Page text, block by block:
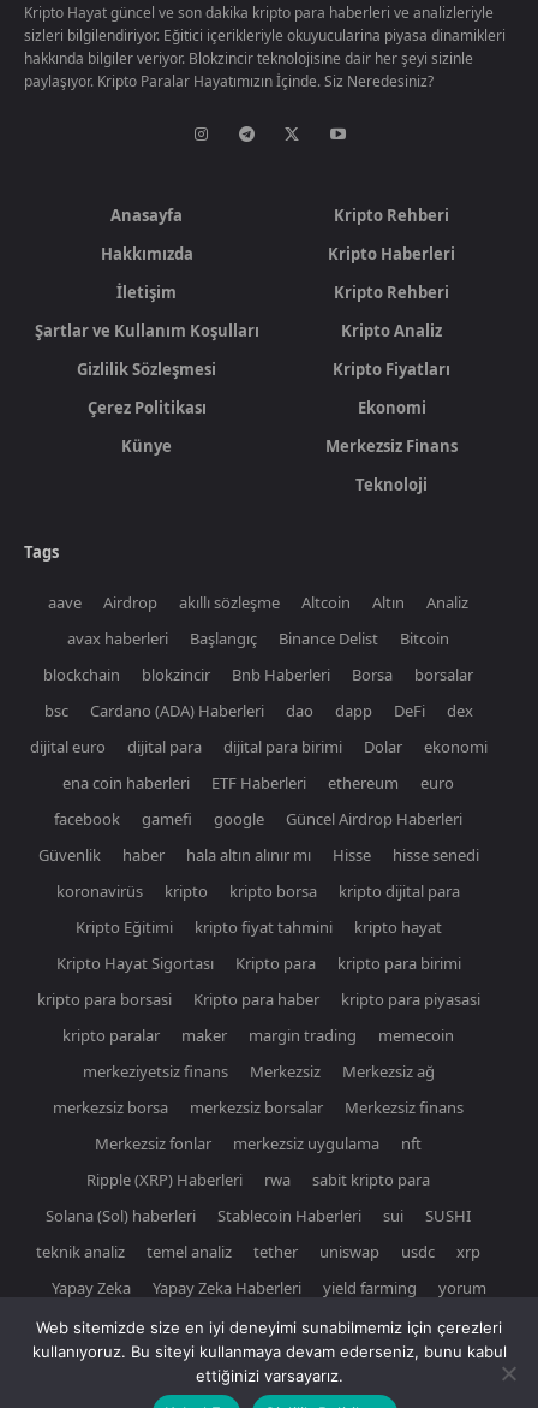
Kripto Hayat güncel ve son dakika kripto para haberleri ve analizleriyle
sizleri bilgilendiriyor. Eğitici içerikleriyle okuyucularina piyasa dinamikleri
hakkında bilgiler veriyor. Blokzincir teknolojisine dair her şeyi sizinle
paylaşıyor. Kripto Paralar Hayatımızın İçinde. Siz Neredesiniz?
Anasayfa
Hakkımızda
İletişim
Şartlar ve Kullanım Koşulları
Gizlilik Sözleşmesi
Çerez Politikası
Künye
Kripto Rehberi
Kripto Haberleri
Kripto Rehberi
Kripto Analiz
Kripto Fiyatları
Ekonomi
Merkezsiz Finans
Teknoloji
Tags
aave Airdrop akıllı sözleşme Altcoin Altın
Analiz
avax haberleri
Başlangıç Binance Delist
Bitcoin
blockchain
blokzincir Bnb Haberleri Borsa
borsalar
bsc
Cardano (ADA) Haberleri dao dapp DeFi
dex
dijital euro
dijital para dijital para birimi Dolar
ekonomi
ena coin haberleri
ETF Haberleri ethereum
euro
facebook
gamefi google
Güncel Airdrop Haberleri
Güvenlik
haber hala altın alınır mı Hisse
hisse senedi
koronavirüs
kripto kripto borsa
kripto dijital para
Kripto Eğitimi
kripto fiyat tahmini
kripto hayat
Kripto Hayat Sigortası
Kripto para
kripto para birimi
kripto para borsasi
Kripto para haber
kripto para piyasasi
kripto paralar
maker margin trading
memecoin
merkeziyetsiz finans
Merkezsiz
Merkezsiz ağ
merkezsiz borsa
merkezsiz borsalar
Merkezsiz finans
Merkezsiz fonlar
merkezsiz uygulama
nft
Ripple (XRP) Haberleri
rwa
sabit kripto para
Solana (Sol) haberleri
Stablecoin Haberleri sui
SUSHI
teknik analiz
temel analiz tether uniswap usdc
xrp
Yapay Zeka
Yapay Zeka Haberleri yield farming yorum
Web sitemizde size en iyi deneyimi sunabilmemiz için çerezleri
kullanıyoruz. Bu siteyi kullanmaya devam ederseniz, bunu kabul
ettiğinizi varsayarız.